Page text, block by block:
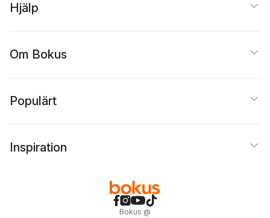
Hjälp
Om Bokus
Populärt
Inspiration
Bokus @